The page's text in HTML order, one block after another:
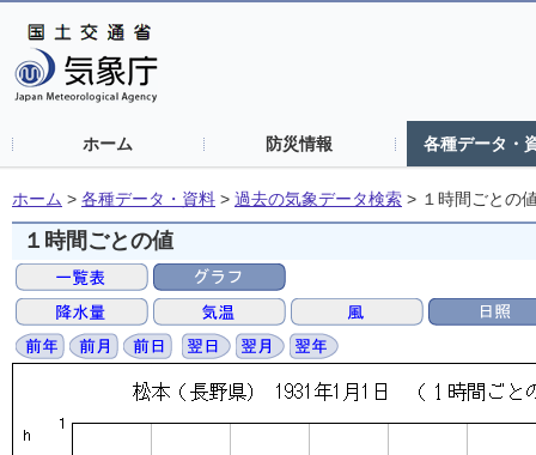
ホーム 防災情報 各種データ・
ホーム > 各種データ・資料 > 過去の気象データ検索 > １時間ごとの
１時間ごとの値